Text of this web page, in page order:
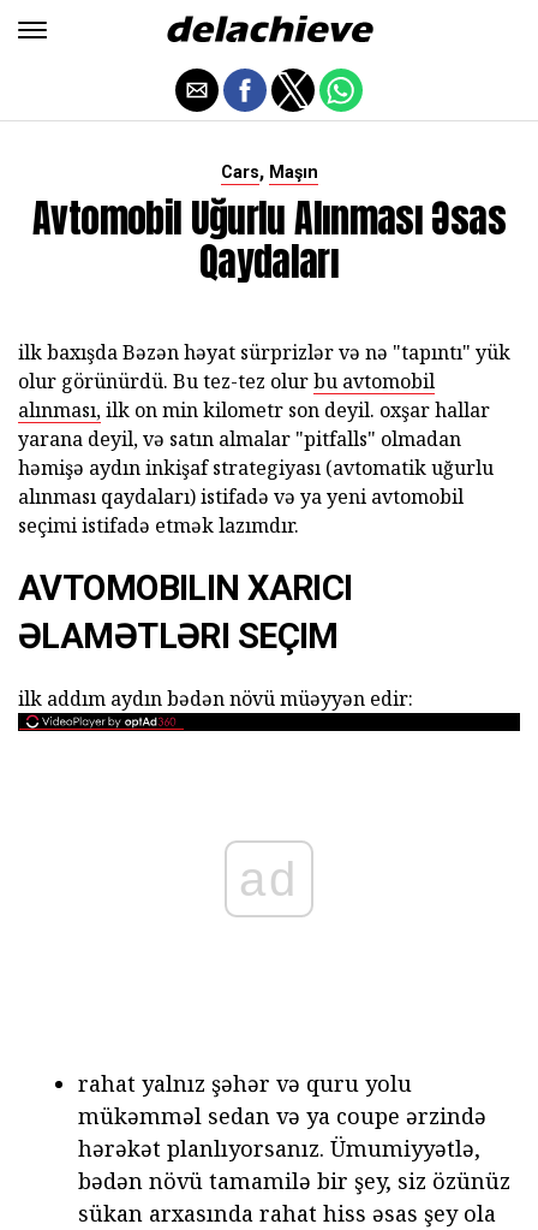
Cars, Maşın
Avtomobil Uğurlu Alınması Əsas
Qaydaları
ilk baxışda Bəzən həyat sürprizlər və nə "tapıntı" yük
olur görünürdü. Bu tez-tez olurbu avtomobil
alınması,ilk on min kilometr son deyil. oxşar hallar
yarana deyil, və satın almalar "pitfalls" olmadan
həmişə aydın inkişaf strategiyası (avtomatik uğurlu
alınması qaydaları) istifadə və ya yeni avtomobil
seçimi istifadə etmək lazımdır.
AVTOMOBILIN XARICI
ƏLAMƏTLƏRI SEÇIM
ilk addım aydın bədən növü müəyyən edir:
ad
rahat yalnız şəhər və quru yolu
mükəmməl sedan və ya coupe ərzində
hərəkət planlıyorsanız. Ümumiyyətlə,
bədən növü tamamilə bir şey, siz özünüz
sükan arxasında rahat hiss əsas şey ola